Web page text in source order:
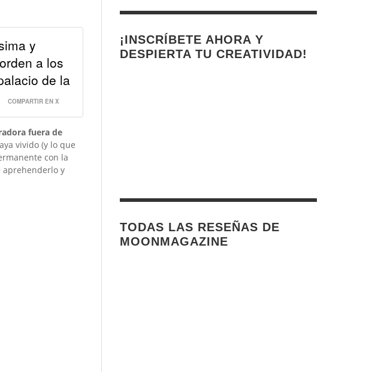
y
a los
de la
COMPARTIR EN X
fuera de
vivido (y lo que
con la
aprehenderlo y
¡INSCRÍBETE AHORA Y
DESPIERTA TU CREATIVIDAD!
TODAS LAS RESEÑAS DE
MOONMAGAZINE